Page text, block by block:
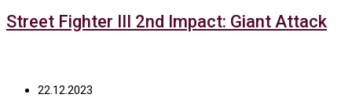
Street Fighter III 2nd Impact: Giant Attack
22.12.2023